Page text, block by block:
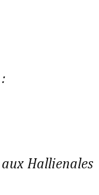
:
Hallienales